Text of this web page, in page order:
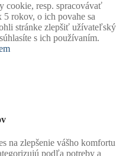
cookie, resp. spracovávať
5 rokov, o ich povahe sa
stránke zlepšiť užívateľský
s ich používaním.
na zlepšenie vášho komfortu
podľa potreby a